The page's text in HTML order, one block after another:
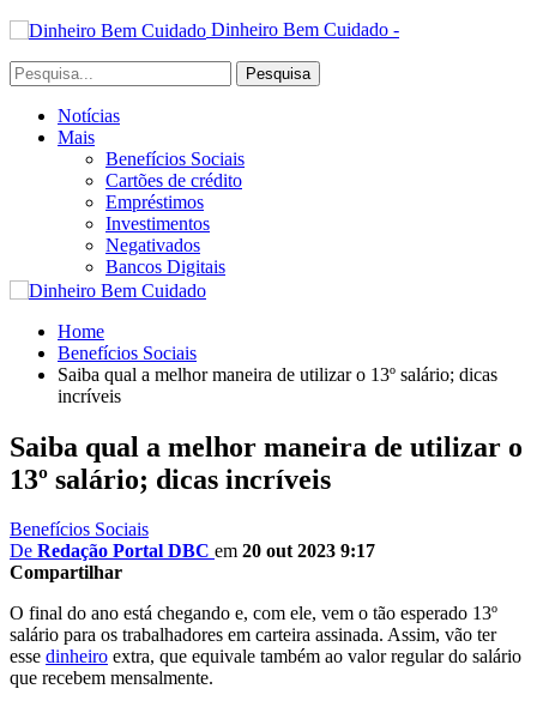
Dinheiro Bem Cuidado -
Notícias
Mais
Benefícios Sociais
Cartões de crédito
Empréstimos
Investimentos
Negativados
Bancos Digitais
Home
Benefícios Sociais
Saiba qual a melhor maneira de utilizar o 13º salário; dicas
incríveis
Saiba qual a melhor maneira de utilizar o
13º salário; dicas incríveis
Benefícios Sociais
De Redação Portal DBC em 20 out 2023 9:17
Compartilhar
O final do ano está chegando e, com ele, vem o tão esperado 13º
salário para os trabalhadores em carteira assinada. Assim, vão ter
esse dinheiro extra, que equivale também ao valor regular do salário
que recebem mensalmente.